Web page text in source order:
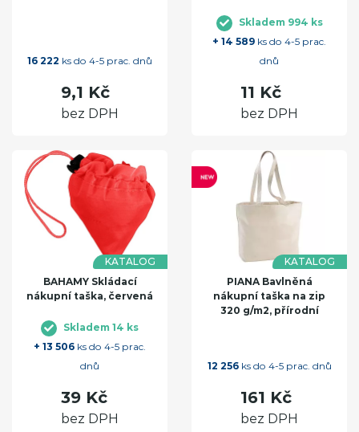
16 222 ks do 4-5 prac. dnů
9,1 Kč
bez DPH
Skladem 994 ks
+ 14 589 ks do 4-5 prac.
dnů
11 Kč
bez DPH
KATALOG
BAHAMY Skládací
nákupní taška, červená
Skladem 14 ks
+ 13 506 ks do 4-5 prac.
dnů
39 Kč
bez DPH
KATALOG
PIANA Bavlněná
nákupní taška na zip
320 g/m2, přírodní
12 256ks do 4-5 prac. dnů
161 Kč
bez DPH